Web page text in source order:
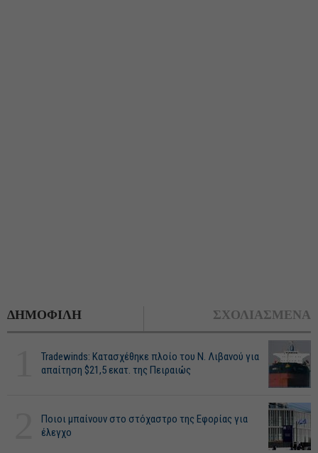
ΔΗΜΟΦΙΛΗ ΣΧΟΛΙΑΣΜΕΝΑ
Tradewinds: Κατασχέθηκε πλοίο του Ν. Λιβανού για
απαίτηση $21,5 εκατ. της Πειραιώς
Ποιοι μπαίνουν στο στόχαστρο της Εφορίας για
έλεγχο